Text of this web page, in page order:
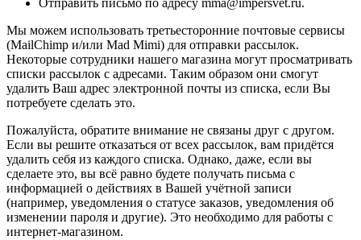
Отправить письмо по адресу mma@impersvet.ru.
Мы можем использовать третьесторонние почтовые сервисы
(MailChimp и/или Mad Mimi) для отправки рассылок.
Некоторые сотрудники нашего магазина могут просматривать
списки рассылок с адресами. Таким образом они смогут
удалить Ваш адрес электронной почты из списка, если Вы
потребуете сделать это.
Пожалуйста, обратите внимание не связаны друг с другом.
Если вы решите отказаться от всех рассылок, вам придётся
удалить себя из каждого списка. Однако, даже, если вы
сделаете это, вы всё равно будете получать письма с
информацией о действиях в Вашей учётной записи
(например, уведомления о статусе заказов, уведомления об
изменении пароля и другие). Это необходимо для работы с
интернет-магазином.